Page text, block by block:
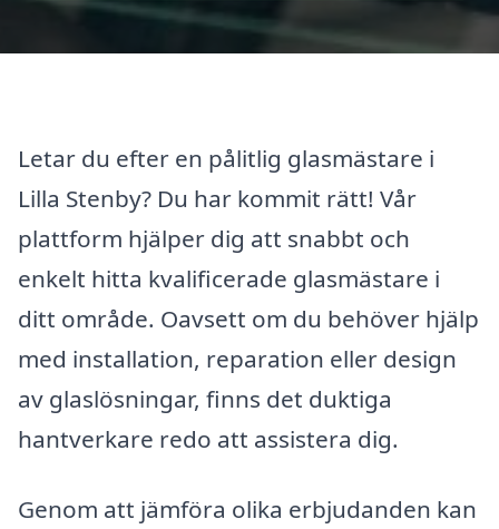
Letar du efter en pålitlig glasmästare i
Lilla Stenby? Du har kommit rätt! Vår
plattform hjälper dig att snabbt och
enkelt hitta kvalificerade glasmästare i
ditt område. Oavsett om du behöver hjälp
med installation, reparation eller design
av glaslösningar, finns det duktiga
hantverkare redo att assistera dig.
Genom att jämföra olika erbjudanden kan